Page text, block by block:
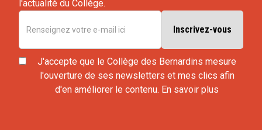
l'actualité du Collège.
J'accepte que le Collège des Bernardins mesure
l'ouverture de ses newsletters et mes clics afin
d'en améliorer le contenu. En savoir plus